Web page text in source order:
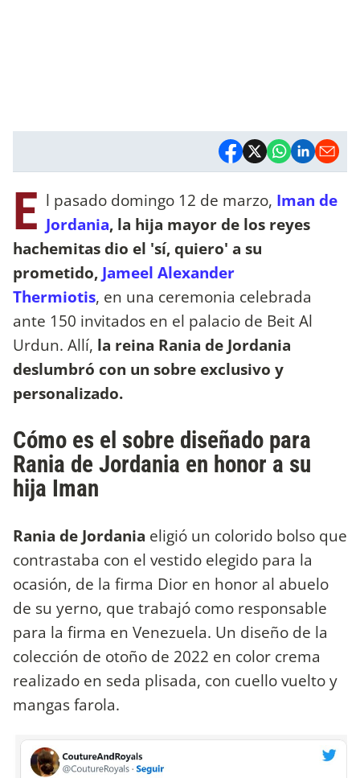
E l pasado domingo 12 de marzo, Iman de
Jordania, la hija mayor de los reyes
hachemitas dio el 'sí, quiero' a su
prometido, Jameel Alexander
Thermiotis, en una ceremonia celebrada
ante 150 invitados en el palacio de Beit Al
Urdun. Allí, la reina Rania de Jordania
deslumbró con un sobre exclusivo y
personalizado.
Cómo es el sobre diseñado para
Rania de Jordania en honor a su
hija Iman
Rania de Jordania eligió un colorido bolso que
contrastaba con el vestido elegido para la
ocasión, de la firma Dior en honor al abuelo
de su yerno, que trabajó como responsable
para la firma en Venezuela. Un diseño de la
colección de otoño de 2022 en color crema
realizado en seda plisada, con cuello vuelto y
mangas farola.